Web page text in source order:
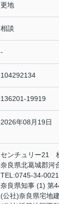
更地
相談
-
104292134
136201-19919
2026年08月19日
センチュリー21
奈良県北葛城郡河
TEL:0745-34-0021
奈良県知事 (1) 第
(公社)奈良県宅地